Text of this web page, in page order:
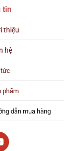
tin
thiệu
hệ
phẩm
dẫn mua hàng